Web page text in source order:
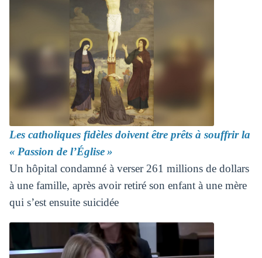
Les catholiques fidèles doivent être prêts à souffrir la
« Passion de l’Église »
Un hôpital condamné à verser 261 millions de dollars
à une famille, après avoir retiré son enfant à une mère
qui s’est ensuite suicidée